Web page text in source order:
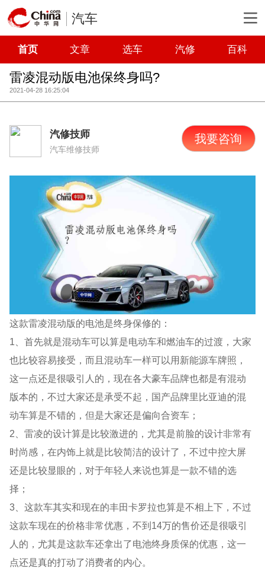
汽车
首页 文章 选车 汽修 百科
雷凌混动版电池保终身吗?
2021-04-28 16:25:04
汽修技师
汽车维修技师
我要咨询
这款雷凌混动版的电池是终身保修的：
1、首先就是混动车可以算是电动车和燃油车的过渡，大家
也比较容易接受，而且混动车一样可以用新能源车牌照，
这一点还是很吸引人的，现在各大豪车品牌也都是有混动
版本的，不过大家还是承受不起，国产品牌里比亚迪的混
动车算是不错的，但是大家还是偏向合资车；
2、雷凌的设计算是比较激进的，尤其是前脸的设计非常有
时尚感，在内饰上就是比较简洁的设计了，不过中控大屏
还是比较显眼的，对于年轻人来说也算是一款不错的选
择；
3、这款车其实和现在的丰田卡罗拉也算是不相上下，不过
这款车现在的价格非常优惠，不到14万的售价还是很吸引
人的，尤其是这款车还拿出了电池终身质保的优惠，这一
点还是真的打动了消费者的内心。